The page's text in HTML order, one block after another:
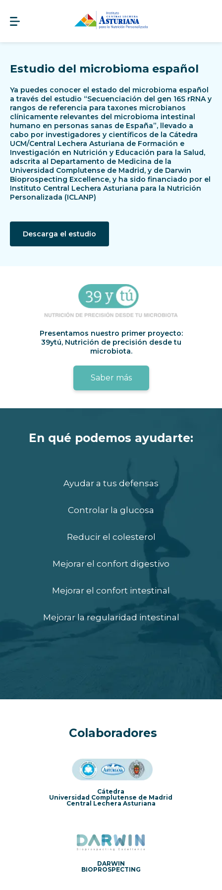
Estudio del microbioma español
Ya puedes conocer el estado del microbioma español
a través del estudio “Secuenciación del gen 16S rRNA y
rangos de referencia para taxones microbianos
clínicamente relevantes del microbioma intestinal
humano en personas sanas de España”, llevado a
cabo por investigadores y científicos de la Cátedra
UCM/Central Lechera Asturiana de Formación e
Investigación en Nutrición y Educación para la Salud,
adscrita al Departamento de Medicina de la
Universidad Complutense de Madrid, y de Darwin
Bioprospecting Excellence, y ha sido financiado por el
Instituto Central Lechera Asturiana para la Nutrición
Personalizada (ICLANP)
Descarga el estudio
Presentamos nuestro primer proyecto:
39ytú, Nutrición de precisión desde tu
microbiota.
Saber más
En qué podemos ayudarte:
Ayudar a tus defensas
Controlar la glucosa
Reducir el colesterol
Mejorar el confort digestivo
Mejorar el confort intestinal
Mejorar la regularidad intestinal
Colaboradores
Cátedra
Universidad Complutense de Madrid
Central Lechera Asturiana
DARWIN
BIOPROSPECTING